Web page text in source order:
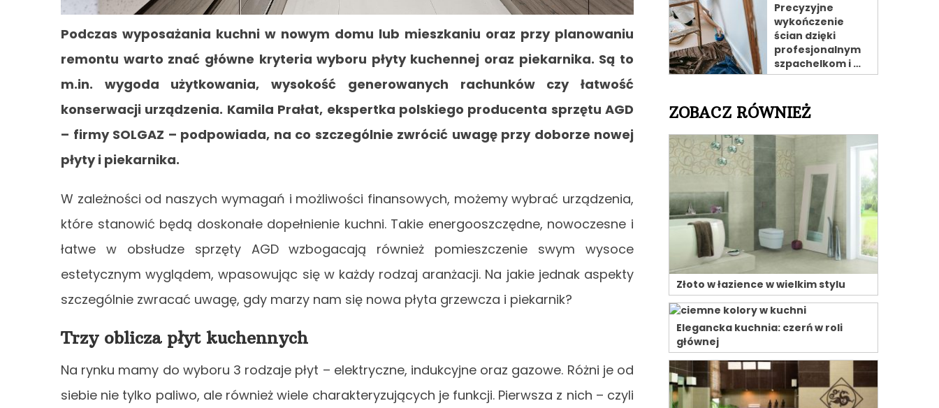
Podczas wyposażania kuchni w nowym domu lub mieszkaniu oraz przy planowaniu
remontu warto znać główne kryteria wyboru płyty kuchennej oraz piekarnika. Są to
m.in. wygoda użytkowania, wysokość generowanych rachunków czy łatwość
konserwacji urządzenia. Kamila Prałat, ekspertka polskiego producenta sprzętu AGD
– firmy SOLGAZ – podpowiada, na co szczególnie zwrócić uwagę przy doborze nowej
płyty i piekarnika.
W zależności od naszych wymagań i możliwości finansowych, możemy wybrać urządzenia,
które stanowić będą doskonałe dopełnienie kuchni. Takie energooszczędne, nowoczesne i
łatwe w obsłudze sprzęty AGD wzbogacają również pomieszczenie swym wysoce
estetycznym wyglądem, wpasowując się w każdy rodzaj aranżacji. Na jakie jednak aspekty
szczególnie zwracać uwagę, gdy marzy nam się nowa płyta grzewcza i piekarnik?
Trzy oblicza płyt kuchennych
Na rynku mamy do wyboru 3 rodzaje płyt – elektryczne, indukcyjne oraz gazowe. Różni je od
siebie nie tylko paliwo, ale również wiele charakteryzujących je funkcji. Pierwsza z nich – czyli
Precyzyjne
wykończenie
ścian dzięki
profesjonalnym
szpachelkom i …
ZOBACZ RÓWNIEŻ
Złoto w łazience w wielkim stylu
Elegancka kuchnia: czerń w roli
głównej